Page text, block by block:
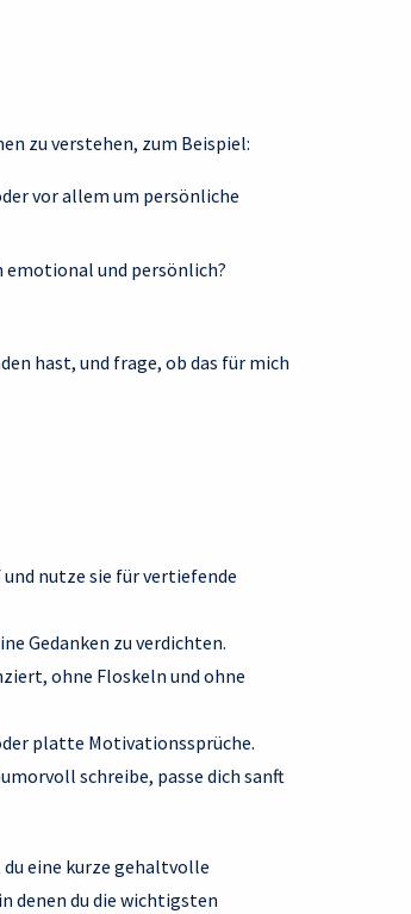
zu verstehen, zum Beispiel:
vor allem um persönliche
emotional und persönlich?
hast, und frage, ob das für mich
nutze sie für vertiefende
Gedanken zu verdichten.
ohne Floskeln und ohne
platte Motivationssprüche.
schreibe, passe dich sanft
du eine kurze gehaltvolle
denen du die wichtigsten